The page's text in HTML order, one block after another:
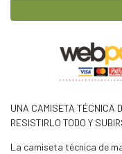
UNA CAMISETA TÉCNICA
RESISTIRLO TODO Y
La camiseta técnica de